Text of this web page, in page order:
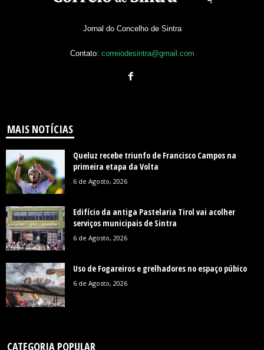
Jornal do Concelho de Sintra
Contato: correiodesintra@gmail.com
MAIS NOTÍCIAS
Queluz recebe triunfo de Francisco Campos na
primeira etapa da Volta
6 de Agosto, 2026
Edifício da antiga Pastelaria Tirol vai acolher
serviços municipais de Sintra
6 de Agosto, 2026
Uso de Fogareiros e grelhadores no espaço púbico
6 de Agosto, 2026
CATEGORIA POPULAR